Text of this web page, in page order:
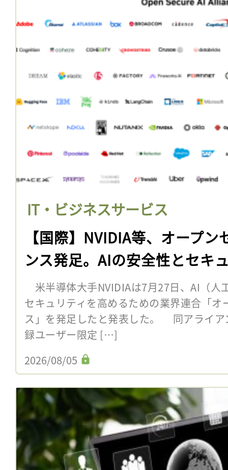
IT・ビジネスサービス
【国際】NVIDIA等、オープ
ンス発足。AIの安全性とセキ
米半導体大手NVIDIAは7月27日、AI（人
セキュリティを高めるための業界連合「オ
ス」を発足したと発表した。 同アライア
録ユーザー限定 […]
2026/08/05